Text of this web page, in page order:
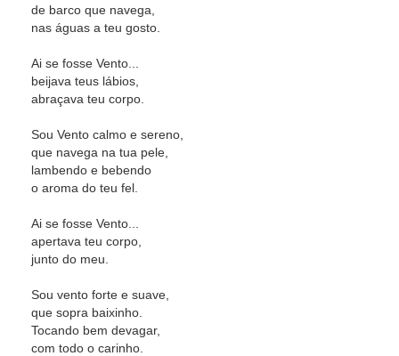
de barco que navega,
nas águas a teu gosto.
Ai se fosse Vento...
beijava teus lábios,
abraçava teu corpo.
Sou Vento calmo e sereno,
que navega na tua pele,
lambendo e bebendo
o aroma do teu fel.
Ai se fosse Vento...
apertava teu corpo,
junto do meu.
Sou vento forte e suave,
que sopra baixinho.
Tocando bem devagar,
com todo o carinho.